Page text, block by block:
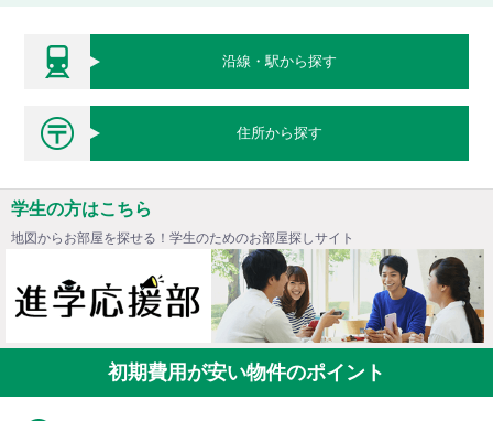
沿線・駅から探す
住所から探す
学生の方はこちら
地図からお部屋を探せる！学生のためのお部屋探しサイト
初期費用が安い物件のポイント